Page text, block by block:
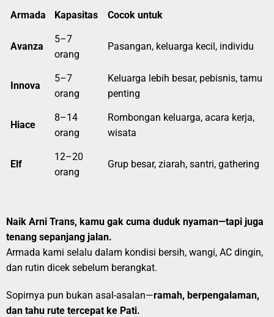
Armada Kapasitas Cocok untuk
Avanza
5–7
orang
Pasangan, keluarga kecil, individu
Innova
5–7
orang
Keluarga lebih besar, pebisnis, tamu
penting
Hiace
8–14
orang
Rombongan keluarga, acara kerja,
wisata
Elf
12–20
orang
Grup besar, ziarah, santri, gathering
Naik Arni Trans, kamu gak cuma duduk nyaman—tapi juga
tenang sepanjang jalan.
Armada kami selalu dalam kondisi bersih, wangi, AC dingin,
dan rutin dicek sebelum berangkat.
Sopirnya pun bukan asal-asalan—ramah, berpengalaman,
dan tahu rute tercepat ke Pati.